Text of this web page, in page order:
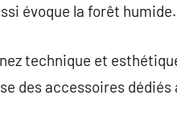
évoque la forêt humide.
technique et
des accessoires dédiés